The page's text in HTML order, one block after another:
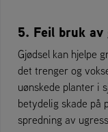
5. Feil bruk av
Gjødsel kan hjelpe
det trenger og
uønskede planter i
betydelig skade på
spredning av